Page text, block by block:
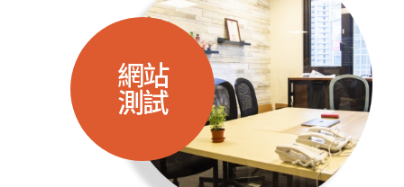
網站
測試